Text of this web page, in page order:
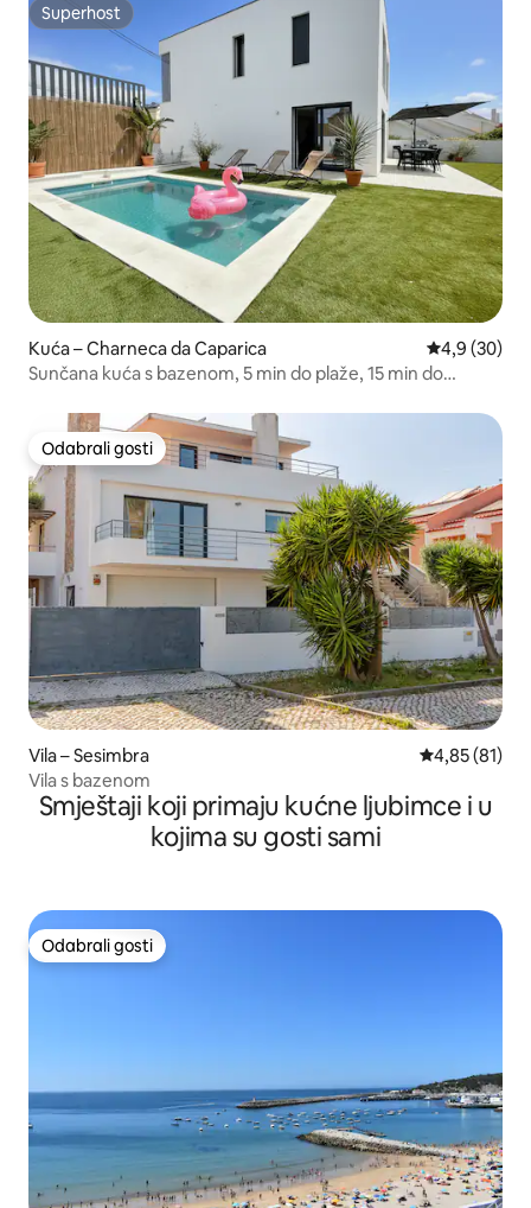
Superhost
Superhost
Kuća – Charneca da Caparica Prosječna
4,9 (30)
Sunčana kuća s bazenom, 5 min do plaže, 15 min do
Odabrali gosti
Odabrali gosti
Vila – Sesimbra Prosječna
4,85 (81)
Vila s bazenom
Smještaji koji primaju kućne ljubimce i u
kojima su gosti sami
Odabrali gosti
Odabrali gosti